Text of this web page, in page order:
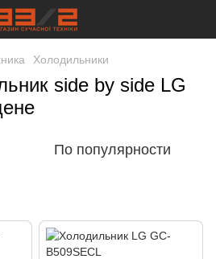
Холодильники
side by side LG
По популярности